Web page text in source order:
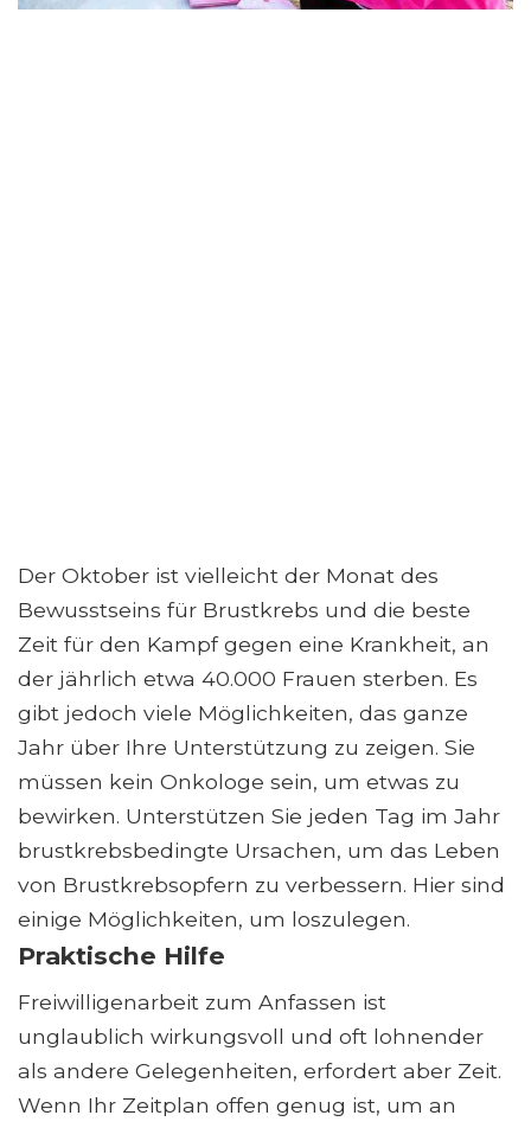
Der Oktober ist vielleicht der Monat des
Bewusstseins für Brustkrebs und die beste
Zeit für den Kampf gegen eine Krankheit, an
der jährlich etwa 40.000 Frauen sterben. Es
gibt jedoch viele Möglichkeiten, das ganze
Jahr über Ihre Unterstützung zu zeigen. Sie
müssen kein Onkologe sein, um etwas zu
bewirken. Unterstützen Sie jeden Tag im Jahr
brustkrebsbedingte Ursachen, um das Leben
von Brustkrebsopfern zu verbessern. Hier sind
einige Möglichkeiten, um loszulegen.
Praktische Hilfe
Freiwilligenarbeit zum Anfassen ist
unglaublich wirkungsvoll und oft lohnender
als andere Gelegenheiten, erfordert aber Zeit.
Wenn Ihr Zeitplan offen genug ist, um an